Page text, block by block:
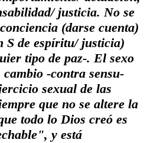
justicia. No se
(darse cuenta)
S de espíritu/ justicia)
tipo de paz-. El sexo
-contra sensu-
sexual de las
que no se altere la
todo lo Dios creó es
y está